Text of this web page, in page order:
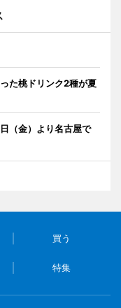
た桃ドリンク2種が夏
（金）より名古屋で
買う
特集